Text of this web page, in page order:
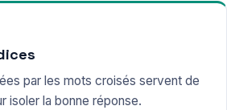
par les mots croisés servent de
isoler la bonne réponse.